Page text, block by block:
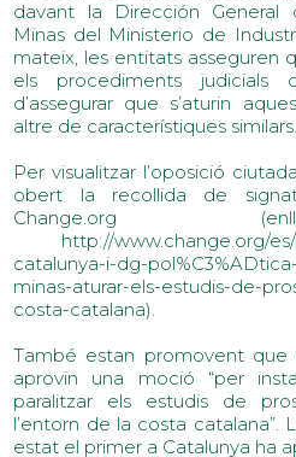
davant la Dirección
Minas del Ministerio de
mateix, les entitats asseguren
els procediments judicials
d’assegurar que s’aturin
altre de característiques similars.
Per visualitzar l’oposició
obert la recollida de
Change.org
http://www.change.org/es/
catalunya-i-dg-
minas-aturar-els-estudis-de-
costa-catalana).
També estan promovent que
aprovin una moció “per
paralitzar els estudis de
l’entorn de la costa catalana”.
estat el primer a Catalunya ha